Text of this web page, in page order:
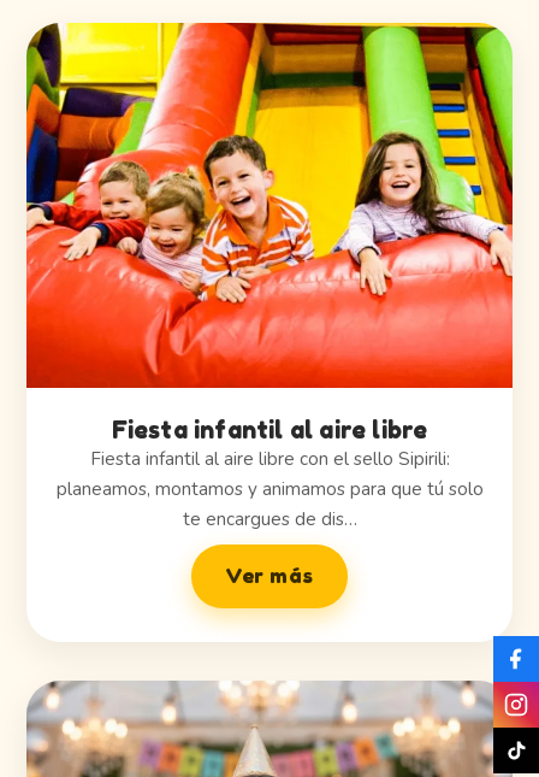
Fiesta infantil al aire libre
Fiesta infantil al aire libre con el sello Sipirili:
planeamos, montamos y animamos para que tú solo
te encargues de dis…
Ver más